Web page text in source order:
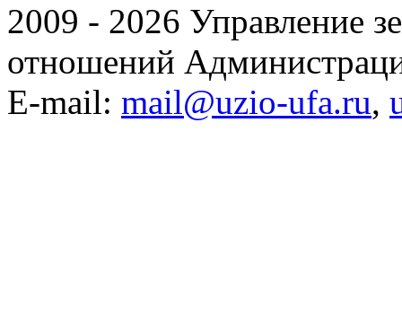
2009 - 2026 Управление
отношений
E-mail: mail@uzio-ufa.ru,